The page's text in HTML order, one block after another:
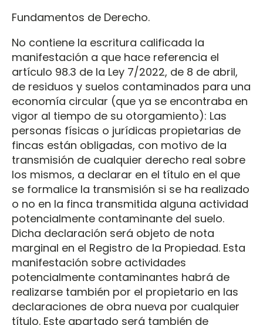
Fundamentos de Derecho.
No contiene la escritura calificada la
manifestación a que hace referencia el
artículo 98.3 de la Ley 7/2022, de 8 de abril,
de residuos y suelos contaminados para una
economía circular (que ya se encontraba en
vigor al tiempo de su otorgamiento): Las
personas físicas o jurídicas propietarias de
fincas están obligadas, con motivo de la
transmisión de cualquier derecho real sobre
los mismos, a declarar en el título en el que
se formalice la transmisión si se ha realizado
o no en la finca transmitida alguna actividad
potencialmente contaminante del suelo.
Dicha declaración será objeto de nota
marginal en el Registro de la Propiedad. Esta
manifestación sobre actividades
potencialmente contaminantes habrá de
realizarse también por el propietario en las
declaraciones de obra nueva por cualquier
título. Este apartado será también de